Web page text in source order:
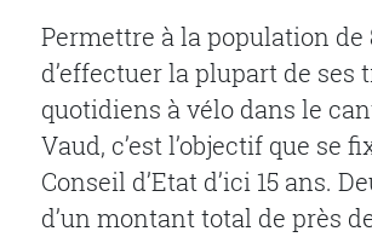
Permettre à la population de
d’effectuer la plupart de ses
quotidiens à vélo dans le
Vaud, c’est l’objectif que se
Conseil d’Etat d’ici 15 ans.
d’un montant total de près